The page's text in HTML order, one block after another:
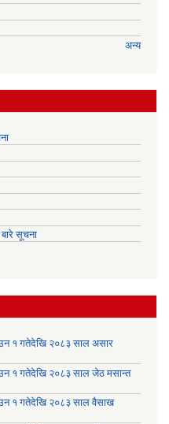
अन्य
सूचना
१ गतेदेखि २०८३ साल असार
१ गतेदेखि २०८३ साल जेठ मसान्त
१ गतेदेखि २०८३ साल वैसाख